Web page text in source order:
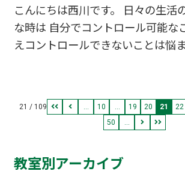
こんにちは西川です。 日々の生
な時は 自分でコントロール可能
えコントロールできないことは悩
必要はない。」 皆さんも是非
・・・・・・・・・・・・・・
教育・進路相談等 随時承って
21 / 109 10 19 20 21 22
50
教室別アーカイブ